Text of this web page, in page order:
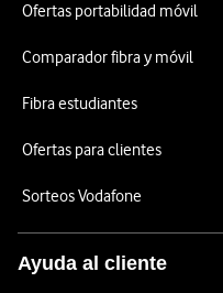
Ofertas portabilidad móvil
Comparador fibra y móvil
Fibra estudiantes
Ofertas para clientes
Sorteos Vodafone
Ayuda al cliente